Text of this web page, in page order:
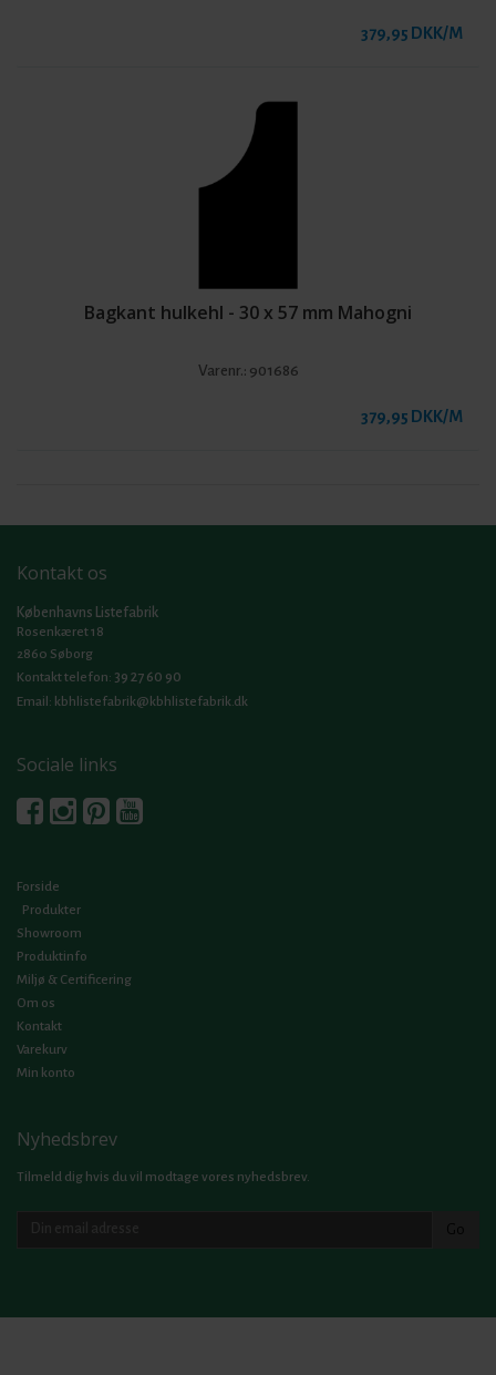
379,95 DKK/M
Bagkant hulkehl - 30 x 57 mm Mahogni
Varenr.: 901686
379,95 DKK/M
Kontakt os
Københavns Listefabrik
Rosenkæret 18
2860 Søborg
Kontakt telefon: 39 27 60 90
Email: kbhlistefabrik@kbhlistefabrik.dk
Sociale links
Forside
Produkter
Showroom
Produktinfo
Miljø & Certificering
Om os
Kontakt
Varekurv
Min konto
Nyhedsbrev
Tilmeld dig hvis du vil modtage vores nyhedsbrev.